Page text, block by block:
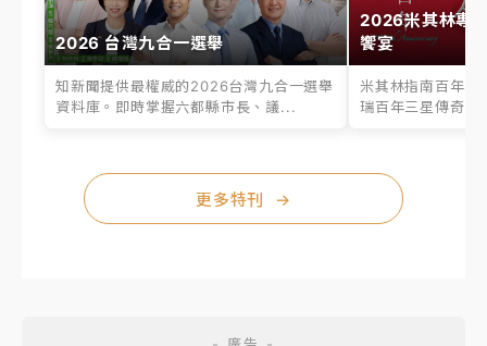
2026 台灣九合一選舉
知新聞提供最權威的2026台灣九合一選舉
資料庫。即時掌握六都縣市長、議...
2026米其林專
饗宴
米其林指南百年之
瑞百年三星傳奇、
更多特刊 →